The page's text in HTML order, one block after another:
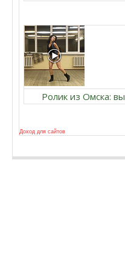
Ролик из Омска:
Доход для сайтов